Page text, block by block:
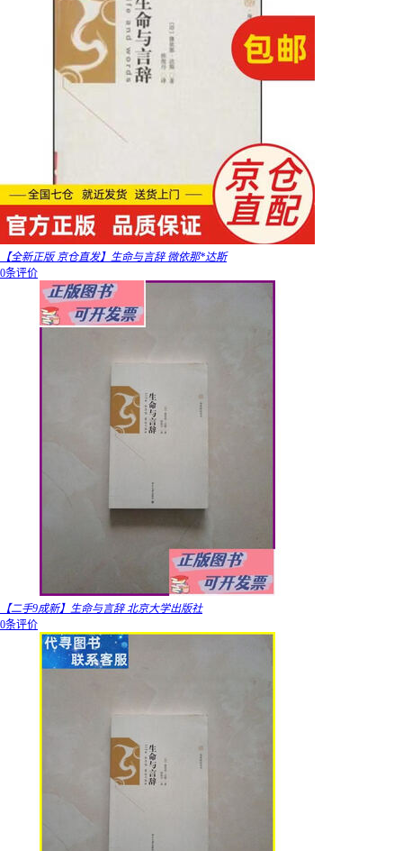
【全新正版 京仓直发】生命与言辞 微依那*达斯
0条评价
【二手9成新】生命与言辞 北京大学出版社
0条评价